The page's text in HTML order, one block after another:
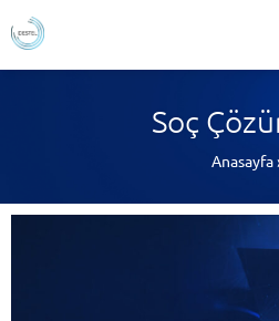
Soç
Anasayfa